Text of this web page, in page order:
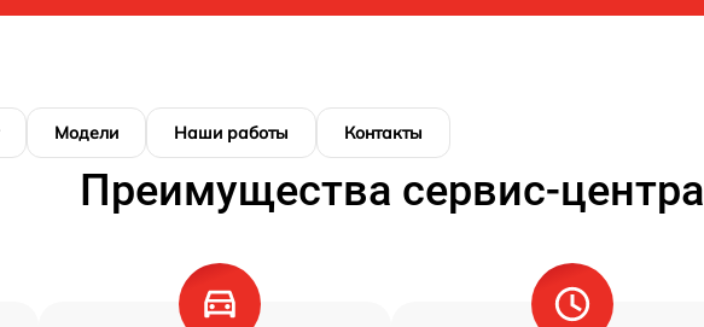
Модели Наши работы Контакты
Преимущества сервис-центра